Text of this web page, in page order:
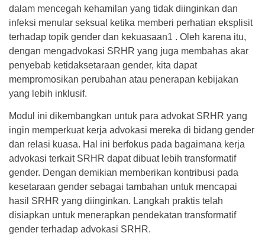
dalam mencegah kehamilan yang tidak diinginkan dan
infeksi menular seksual ketika memberi perhatian eksplisit
terhadap topik gender dan kekuasaan1 . Oleh karena itu,
dengan mengadvokasi SRHR yang juga membahas akar
penyebab ketidaksetaraan gender, kita dapat
mempromosikan perubahan atau penerapan kebijakan
yang lebih inklusif.
Modul ini dikembangkan untuk para advokat SRHR yang
ingin memperkuat kerja advokasi mereka di bidang gender
dan relasi kuasa. Hal ini berfokus pada bagaimana kerja
advokasi terkait SRHR dapat dibuat lebih transformatif
gender. Dengan demikian memberikan kontribusi pada
kesetaraan gender sebagai tambahan untuk mencapai
hasil SRHR yang diinginkan. Langkah praktis telah
disiapkan untuk menerapkan pendekatan transformatif
gender terhadap advokasi SRHR.